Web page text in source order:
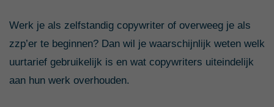
Werk je als zelfstandig copywriter of overweeg je als
zzp’er te beginnen? Dan wil je waarschijnlijk weten welk
uurtarief gebruikelijk is en wat copywriters uiteindelijk
aan hun werk overhouden.